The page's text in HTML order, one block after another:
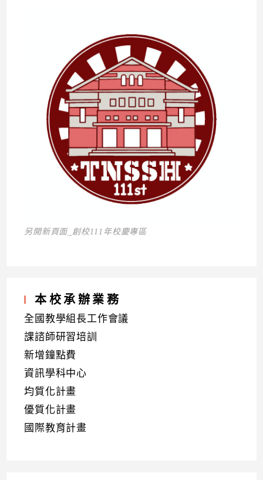
另開新頁面_創校111年校慶專區
本校承辦業務
全國教學組長工作會議
課諮師研習培訓
新增鐘點費
資訊學科中心
均質化計畫
優質化計畫
國際教育計畫